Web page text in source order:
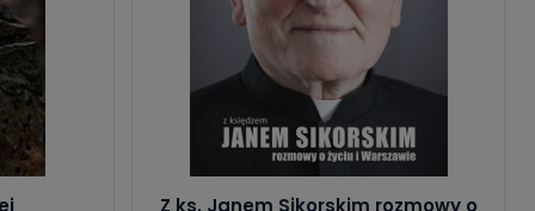
Z ks. Janem Sikorskim rozmowy o